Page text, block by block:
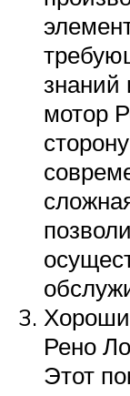
знаний
мотор
Рено
Этот